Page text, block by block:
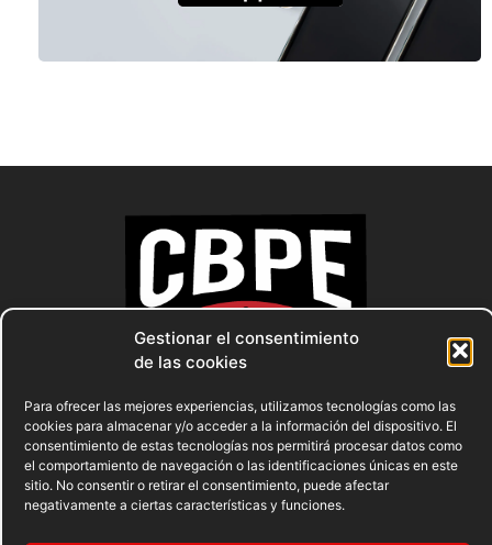
Gestionar el consentimiento
de las cookies
Para ofrecer las mejores experiencias, utilizamos tecnologías como las
cookies para almacenar y/o acceder a la información del dispositivo. El
consentimiento de estas tecnologías nos permitirá procesar datos como
el comportamiento de navegación o las identificaciones únicas en este
sitio. No consentir o retirar el consentimiento, puede afectar
negativamente a ciertas características y funciones.